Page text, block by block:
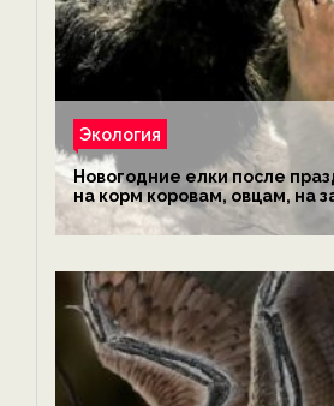
Экология
Новогодние елки после
на корм коровам, овцам, на
обезьянам, львам и
экологии на ECOportal